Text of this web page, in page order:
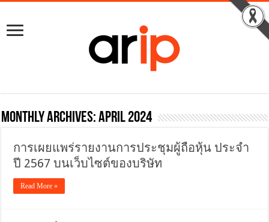
Monthly Archives:April 2024
การเผยแพร่รายงานการประชุมผู้ถือหุ้น ประจำ
ปี 2567 บนเว็บไซต์ของบริษัท
Read More »